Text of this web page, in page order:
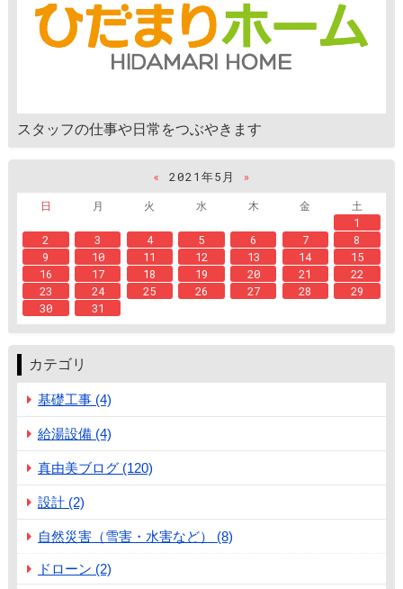
スタッフの仕事や日常をつぶやきます
« 2021年5月
»
日
月 火 水 木 金
土
1
2
3 4 5 6 7
8
9
10 11 12 13 14
15
16
17 18 19 20 21
22
23
24 25 26 27 28
29
30
31
カテゴリ
基礎工事 (4)
給湯設備 (4)
真由美ブログ (120)
設計 (2)
自然災害（雪害・水害など） (8)
ドローン (2)